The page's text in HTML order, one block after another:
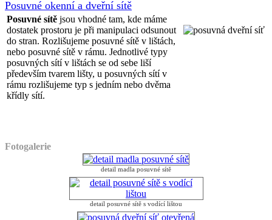
Posuvné okenní a dveřní sítě
Posuvné sítě jsou vhodné tam, kde máme
dostatek prostoru je při manipulaci odsunout
do stran. Rozlišujeme posuvné sítě v lištách,
nebo posuvné sítě v rámu. Jednotlivé typy
posuvných sítí v lištách se od sebe liší
především tvarem lišty, u posuvných sítí v
rámu rozlišujeme typ s jedním nebo dvěma
křídly sítí.
Fotogalerie
detail madla posuvné sítě
detail posuvné sítě s vodící lištou